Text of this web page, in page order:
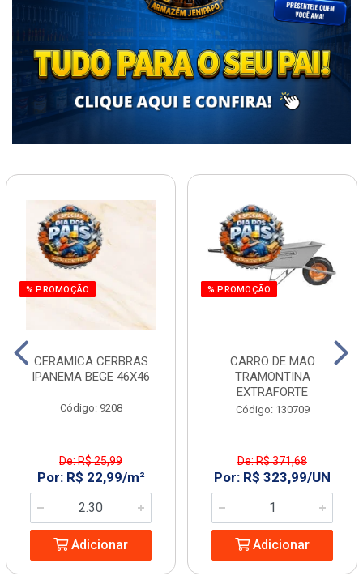
% PROMOÇÃO
CERAMICA CERBRAS
IPANEMA BEGE 46X46
Código: 9208
De: R$ 25,99
Por: R$ 22,99/m²
Adicionar
% PROMOÇÃO
CARRO DE MAO
TRAMONTINA
EXTRAFORTE
Código: 130709
De: R$ 371,68
Por: R$ 323,99/UN
Adicionar